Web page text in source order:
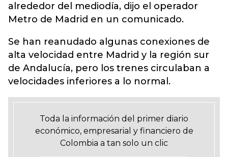
alrededor del mediodía, dijo el operador
Metro de Madrid en un comunicado.
Se han reanudado algunas conexiones de
alta velocidad entre Madrid y la región sur
de Andalucía, pero los trenes circulaban a
velocidades inferiores a lo normal.
Toda la información del primer diario
económico, empresarial y financiero de
Colombia a tan solo un clic